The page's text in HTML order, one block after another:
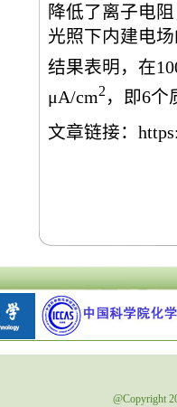
降低了离子电
光照下内建电
结果表明，在
μA/cm2，即6个
文章链接：
@Copyright